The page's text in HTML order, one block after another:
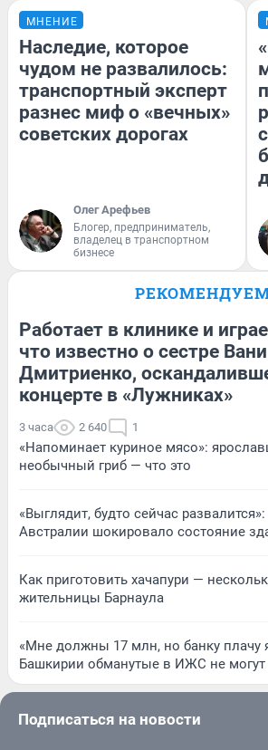
МНЕНИЕ
Наследие, которое
чудом не развалилось:
транспортный эксперт
разнес миф о «вечных»
советских дорогах
Олег Арефьев
Блогер, предприниматель,
владелец в транспортном
бизнесе
Работает в клинике и
что известно о сестре Вани
Дмитриенко,
концерте в «Лужниках»
3 часа 2 640 1
«Напоминает куриное мясо»:
необычный гриб — что это
«Выглядит, будто сейчас
Австралии шокировало состояние
Как приготовить хачапури —
жительницы Барнаула
«Мне должны 17 млн, но банку плачу
Башкирии обманутые в ИЖС не могут
Подписаться на новости